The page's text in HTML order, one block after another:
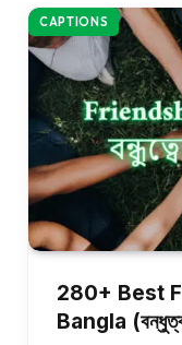
CAPTIONS
280+ Best
Bangla